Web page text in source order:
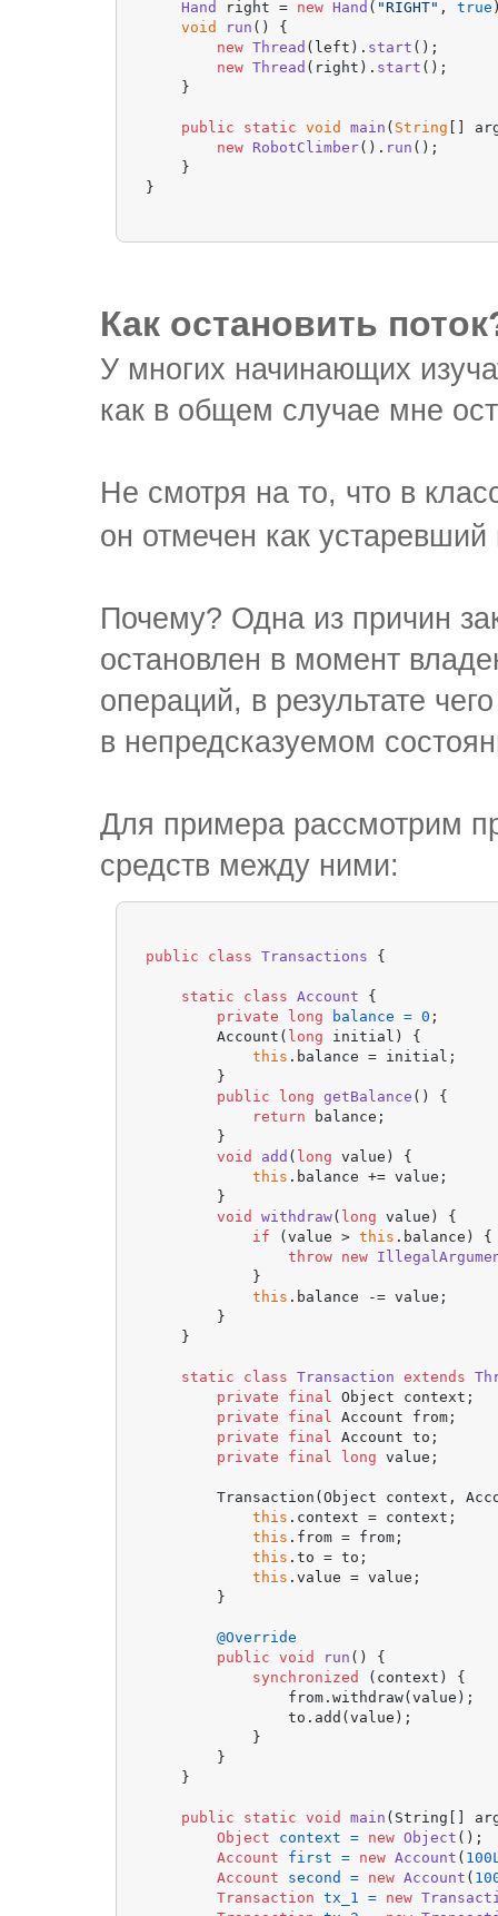
Hand
right = new Hand ( "RIGHT" , true
void
run ( ) {
new Thread (left). start ();
new Thread (right). start ();
    }
public static void main ( String []
new RobotClimber(). run ();
    }
}
Как остановить
У многих начинающих
как в общем случае мне
Не смотря на то, что в
он отмечен как
Почему? Одна из причин
остановлен в момент
операций, в результате
в непредсказуемом
Для примера рассмотрим
средств между ними:
public class Transactions {
static class Account {
private
long balance = 0 ;
        Account(
long initial) {
this .balance = initial;
        }
public
long getBalance ()
{
return balance;
        }
void
add ( long value)
{
this .balance += value;
        }
void
withdraw( long value)
{
if (value > this .balance) {
throw new
            }
this .balance -= value;
        }
    }
static class Transaction extends
private
final
Object context;
private
final
Account from;
private
final
Account to;
private
final long value;
Transaction(Object context,
this .context = context;
this .from = from;
this .to = to;
this .value = value;
        }
@Override
public
void run ()
{
synchronized
(context) {
                from.withdraw(value);
                to.add(value);
            }
        }
    }
public static void main (String[]
Object
context = new Object ();
Account
first = new Account (
Account
second = new Account (
Transaction
tx_1 = new